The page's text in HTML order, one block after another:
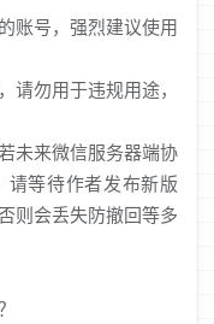
账号，强烈建议使用
请勿用于违规用途，
未来微信服务器端协
等待作者发布新版
则会丢失防撤回等多